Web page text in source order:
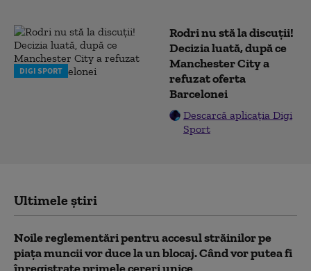
DIGI SPORT
Rodri nu stă la discuții!
Decizia luată, după ce
Manchester City a
refuzat oferta
Barcelonei
Descarcă aplicația Digi
Sport
Ultimele știri
Noile reglementări pentru accesul străinilor pe
piaţa muncii vor duce la un blocaj. Când vor putea fi